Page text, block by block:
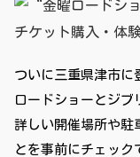
ついに三重県津市に
ロードショーとジブ
詳しい開催場所や駐
とを事前にチェック